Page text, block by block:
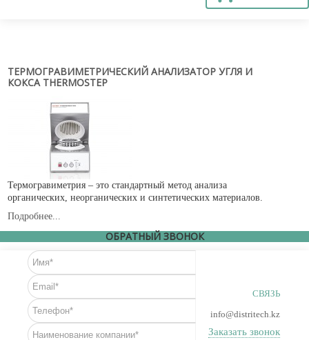
Compliance
Certificates
ОБОРУДОВАНИЕ
Лабораторное оборудование
Промышленное оборудование
РАСХОДНЫЕ МАТЕРИАЛЫ
СЕРВИС
КОНТАКТЫ
ОБРАТНАЯ СВЯЗЬ
Ваше сообщение было успешно отправлено
ТЕРМОГРАВИМЕТРИЧЕСКИЙ АНАЛИЗАТОР УГЛЯ И
КОКСА THERMOSTEP
Термогравиметрия – это стандартный метод анализа
органических, неорганических и синтетических материалов.
Подробнее...
ОБРАТНЫЙ ЗВОНОК
СВЯЗЬ
info@distritech.kz
Заказать звонок